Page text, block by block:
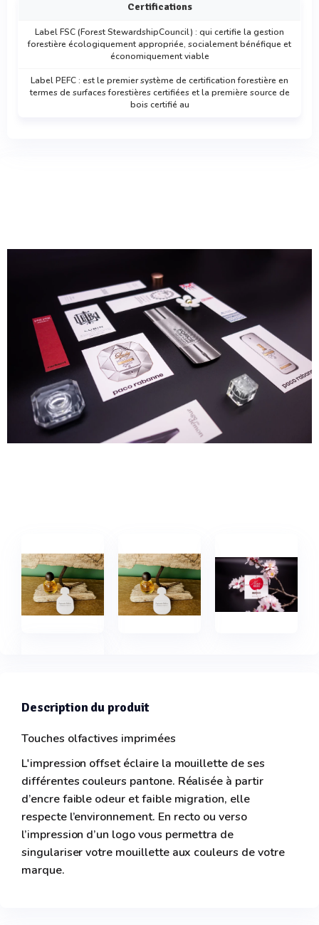
Description du produit
Touches olfactives imprimées
L'impression offset éclaire la mouillette de ses
différentes couleurs pantone. Réalisée à partir
d’encre faible odeur et faible migration, elle
respecte l’environnement. En recto ou verso
l’impression d’un logo vous permettra de
singulariser votre mouillette aux couleurs de votre
marque.
Certifications
Label FSC (Forest StewardshipCouncil) : qui certifie la gestion
forestière écologiquement appropriée, socialement bénéfique et
économiquement viable
Label PEFC : est le premier système de certification forestière en
termes de surfaces forestières certifiées et la première source de
bois certifié au